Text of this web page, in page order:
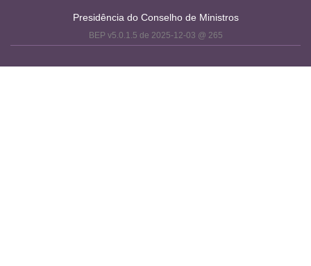
Presidência do Conselho de Ministros
BEP v5.0.1.5 de 2025-12-03 @ 265